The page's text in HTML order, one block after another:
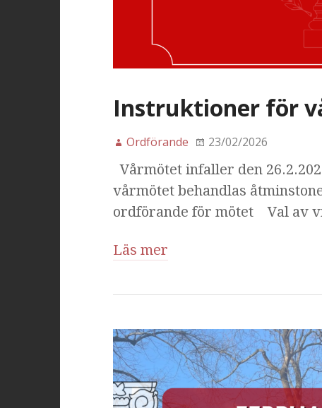
Instruktioner för
Ordförande 23/02/2026
Vårmötet infaller den
vårmötet behandlas
ordförande för mötet Val av
Läs mer